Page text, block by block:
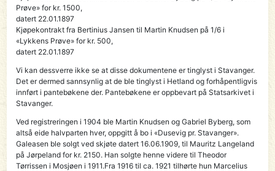
Prøve» for kr. 1500,
datert 22.01.1897
Kjøpekontrakt fra Bertinius Jansen til Martin Knudsen på 1/6 i
«Lykkens Prøve» for kr. 500,
datert 22.01.1897
Vi kan dessverre ikke se at disse dokumentene er tinglyst i Stavanger.
Det er dermed sannsynlig at de ble tinglyst i Hetland og forhåpentligvis
innført i pantebøkene der. Pantebøkene er oppbevart på Statsarkivet i
Stavanger.
Ved registreringen i 1904 ble Martin Knudsen og Gabriel Byberg, som
altså eide halvparten hver, oppgitt å bo i «Dusevig pr. Stavanger».
Galeasen ble solgt ved skjøte datert 16.06.1909, til Mauritz Langeland
på Jørpeland for kr. 2150. Han solgte henne videre til Theodor
Tørrissen i Mosjøen i 1911.Fra 1916 til ca. 1921 tilhørte hun Marcelius